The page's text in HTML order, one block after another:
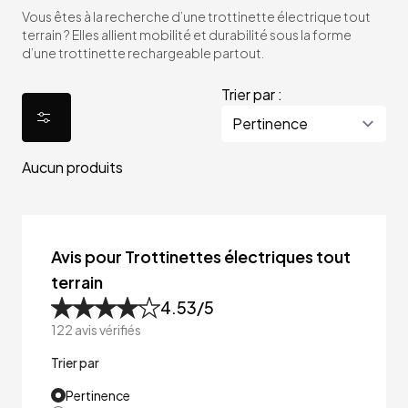
Vous êtes à la recherche d’une trottinette électrique tout
terrain ? Elles allient mobilité et durabilité sous la forme
d’une trottinette rechargeable partout.
Trier par :
Aucun produits
Avis pour Trottinettes électriques tout
terrain
4.53/5
122 avis vérifiés
Trier par
Pertinence